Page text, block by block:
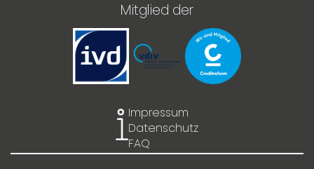
Mitglied der
Impressum
Datenschutz
FAQ